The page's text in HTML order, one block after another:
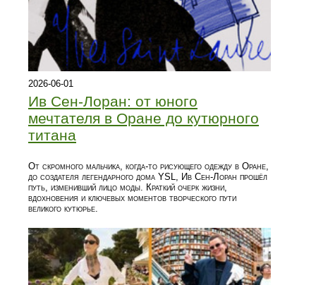
2026-06-01
Ив Сен-Лоран: от юного
мечтателя в Оране до кутюрного
титана
От скромного мальчика, когда‑то рисующего одежду в Оране,
до создателя легендарного дома YSL, Ив Сен-Лоран прошёл
путь, изменивший лицо моды. Краткий очерк жизни,
вдохновения и ключевых моментов творческого пути
великого кутюрье.